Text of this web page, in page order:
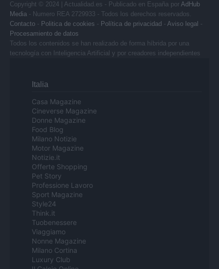
Copyright © 2024 | Actualidad.es - Publicado en España por AdHub
Media - Numero REA 2729933 - Todos los derechos reservados.
Contacto - Politica de cookies - Política de privacidad - Aviso legal -
Procesamiento de datos
Todos los contenidos se han realizado de forma híbrida por una
tecnología con Inteligencia Artificial y por creadores independientes
Italia
Casa Magazine
Cineverse Magazine
Donne Magazine
Food Blog
Milano Notizie
Motor Magazine
Notizie.it
Offerte Shopping
Pet Story
Professione Lavoro
Sport Magazine
Style24
Think.it
Tuobenessere
Viaggiamo
Nonne Magazine
Milano Cortina
Luxury Club